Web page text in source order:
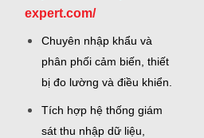
expert.com/
Chuyên nhập khẩu và
phân phối cảm biến, thiết
bị đo lường và điều khiển.
Tích hợp hệ thống giám
sát thu nhập dữ liệu,